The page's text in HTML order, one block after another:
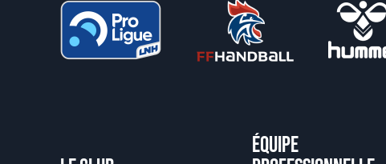
Équipe